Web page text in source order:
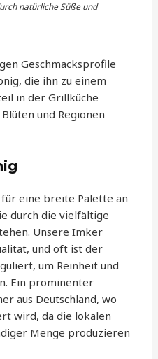
natürliche Süße und
Geschmacksprofile
die ihn zu einem
in der Grillküche
und Regionen
eine breite Palette an
durch die vielfältige
Unsere Imker
und oft ist der
um Reinheit und
Ein prominenter
aus Deutschland, wo
wird, da die lokalen
Menge produzieren